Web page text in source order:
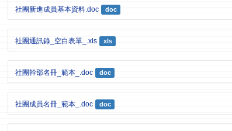
社團新進成員基本資料.doc doc
社團通訊錄_空白表單_.xls xls
社團幹部名冊_範本_.doc doc
社團成員名冊_範本_.doc doc